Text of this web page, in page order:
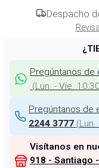
Despacho
Pregúntanos
(Lun. - Vie.
Pregúntanos de
2244 3777 (
Visítanos en
918 - Santiago